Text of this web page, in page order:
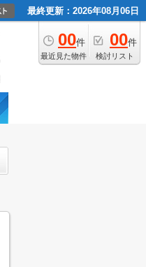
最終更新：2026年08月06日
00件
最近見た物件
00件
検討リスト